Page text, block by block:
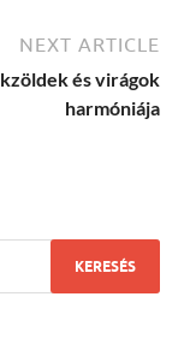
NEXT ARTICLE
és virágok
harmóniája